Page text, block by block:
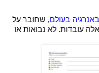
בעולם, שחובר על
עובדות. לא נבואות או